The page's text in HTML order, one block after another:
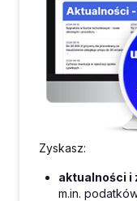
Zyskasz:
aktualności i
m.in.